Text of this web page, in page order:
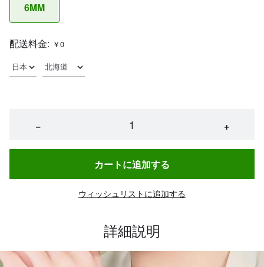
6MM
配送料金: ￥0
− +
カートに追加する
ウィッシュリストに追加する
詳細説明